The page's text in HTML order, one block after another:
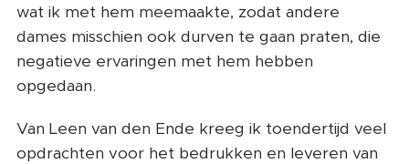
wat ik met hem meemaakte, zodat andere
dames misschien ook durven te gaan praten, die
negatieve ervaringen met hem hebben
opgedaan.
Van Leen van den Ende kreeg ik toendertijd veel
opdrachten voor het bedrukken en leveren van